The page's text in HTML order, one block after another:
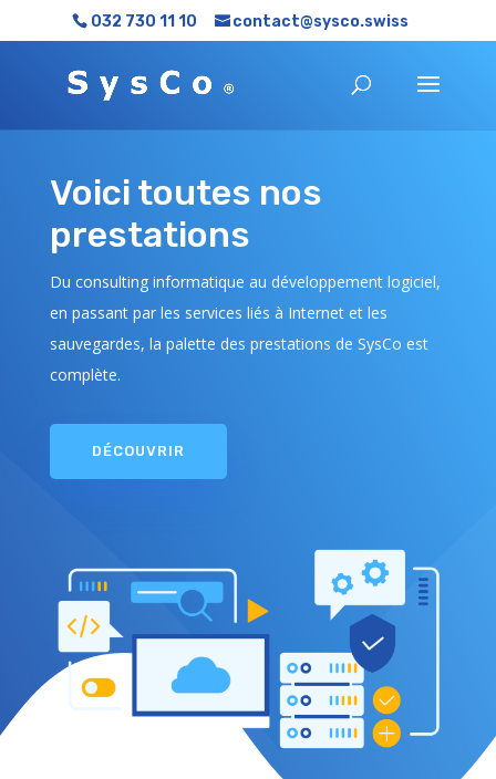
032 730 11 10 contact@sysco.swiss
Voici toutes nos
prestations
Du consulting informatique au développement logiciel,
en passant par les services liés à Internet et les
sauvegardes, la palette des prestations de SysCo est
complète.
DÉCOUVRIR